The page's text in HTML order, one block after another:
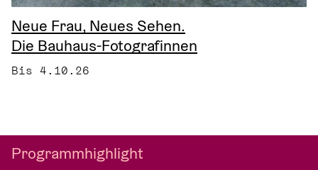
Neue Frau, Neues Sehen.
Die Bauhaus-Fotografinnen
Bis 4.10.26
Programmhighlight